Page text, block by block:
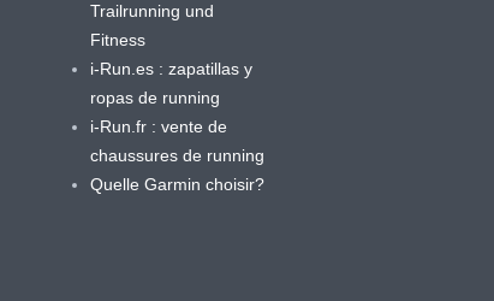
Trailrunning und
Fitness
i-Run.es : zapatillas y
ropas de running
i-Run.fr : vente de
chaussures de running
Quelle Garmin choisir?